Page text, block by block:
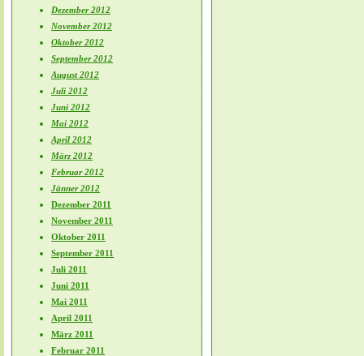
Dezember 2012
November 2012
Oktober 2012
September 2012
August 2012
Juli 2012
Juni 2012
Mai 2012
April 2012
März 2012
Februar 2012
Jänner 2012
Dezember 2011
November 2011
Oktober 2011
September 2011
Juli 2011
Juni 2011
Mai 2011
April 2011
März 2011
Februar 2011